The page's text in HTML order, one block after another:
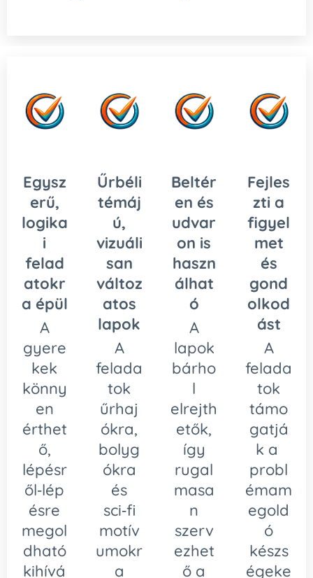
Egysz
erű,
logika
i
felad
atokr
a épül
A
gyere
kek
könny
en
érthet
ő,
lépésr
ől‑lép
ésre
megol
dható
kihívá
Űrbéli
témáj
ú,
vizuáli
san
változ
atos
lapok
A
felada
tok
űrhaj
ókra,
bolyg
ókra
és
sci‑fi
motív
umokr
a
Beltér
en és
udvar
on is
haszn
álhat
ó
A
lapok
bárho
l
elrejth
etők,
így
rugal
masa
n
szerv
ezhet
ő a
Fejles
zti a
figyel
met
és
gond
olkod
ást
A
felada
tok
támo
gatjá
k a
probl
émam
egold
ó
készs
égeke